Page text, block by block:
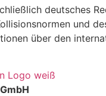
deutsches
und
über den